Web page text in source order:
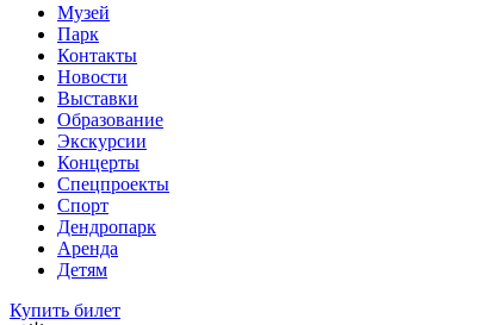
Музей
Парк
Контакты
Новости
Выставки
Образование
Экскурсии
Концерты
Спецпроекты
Спорт
Дендропарк
Аренда
Детям
Купить билет